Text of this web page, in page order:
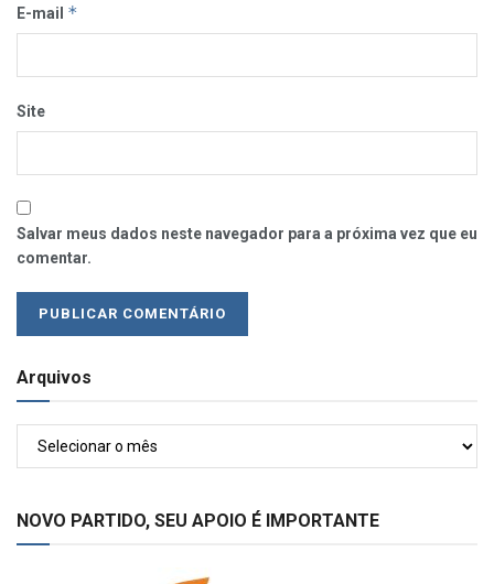
E-mail *
Site
Salvar meus dados neste navegador para a próxima vez que eu
comentar.
Arquivos
NOVO PARTIDO, SEU APOIO É IMPORTANTE